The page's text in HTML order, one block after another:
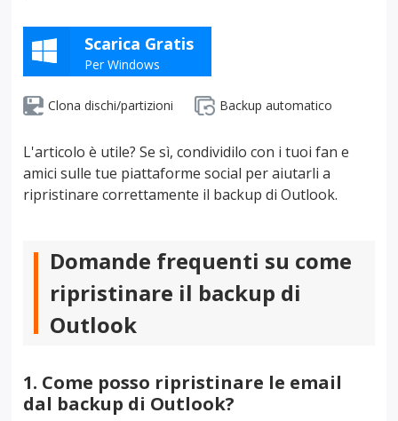
Scarica Gratis
Per Windows
Clona dischi/partizioni Backup automatico
L'articolo è utile? Se sì, condividilo con i tuoi fan e
amici sulle tue piattaforme social per aiutarli a
ripristinare correttamente il backup di Outlook.
Domande frequenti su come
ripristinare il backup di
Outlook
1. Come posso ripristinare le email
dal backup di Outlook?